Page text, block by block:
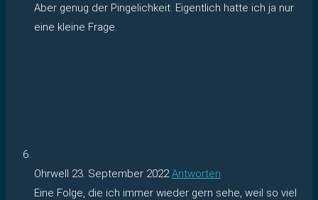
Aber genug der Pingelichkeit. Eigentlich hatte ich ja nur
eine kleine Frage.
Ohrwell 23. September 2022 Antworten
Eine Folge, die ich immer wieder gern sehe, weil so viel